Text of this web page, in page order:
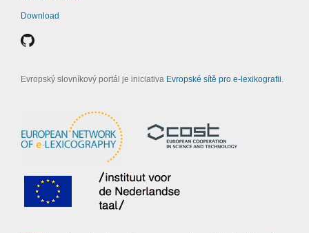
Download
Evropský slovníkový portál je iniciativa Evropské sítě pro e-lexikografii.